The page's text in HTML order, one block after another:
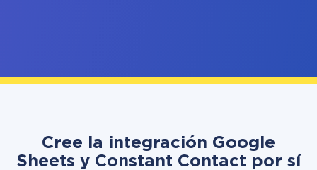
Cree la integración Google
Sheets y Constant Contact por sí